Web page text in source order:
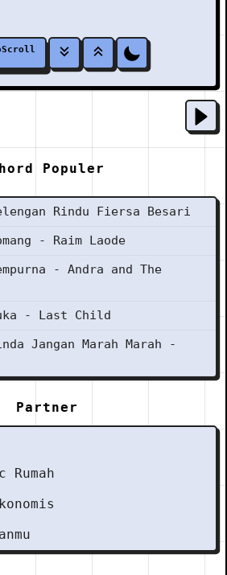
Populer
Rindu Fiersa Besari
- Raim Laode
- Andra and The
- Last Child
Jangan Marah Marah -
Partner